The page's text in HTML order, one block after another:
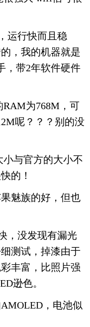
运行快而且稳
，我的机器就是
，带2年软件硬件
为768M，可
呢？？？别的没
与官方的大小不
的！
魅族的好，但也
，没发现有漏光
测试，掉漆由于
丰富，比照片强
逊色。
，电池似